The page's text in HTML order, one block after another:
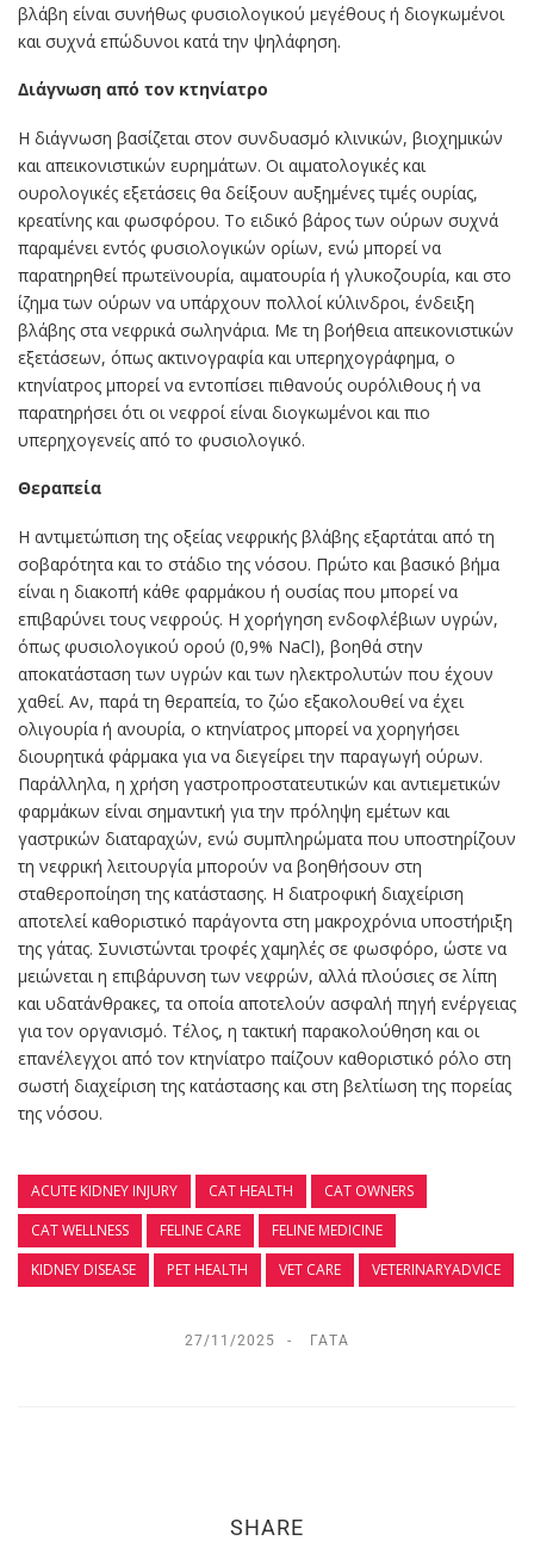
βλάβη είναι συνήθως φυσιολογικού μεγέθους ή διογκωμένοι
και συχνά επώδυνοι κατά την ψηλάφηση.
Διάγνωση από τον κτηνίατρο
Η διάγνωση βασίζεται στον συνδυασμό κλινικών, βιοχημικών
και απεικονιστικών ευρημάτων. Οι αιματολογικές και
ουρολογικές εξετάσεις θα δείξουν αυξημένες τιμές ουρίας,
κρεατίνης και φωσφόρου. Το ειδικό βάρος των ούρων συχνά
παραμένει εντός φυσιολογικών ορίων, ενώ μπορεί να
παρατηρηθεί πρωτεϊνουρία, αιματουρία ή γλυκοζουρία, και στο
ίζημα των ούρων να υπάρχουν πολλοί κύλινδροι, ένδειξη
βλάβης στα νεφρικά σωληνάρια. Με τη βοήθεια απεικονιστικών
εξετάσεων, όπως ακτινογραφία και υπερηχογράφημα, ο
κτηνίατρος μπορεί να εντοπίσει πιθανούς ουρόλιθους ή να
παρατηρήσει ότι οι νεφροί είναι διογκωμένοι και πιο
υπερηχογενείς από το φυσιολογικό.
Θεραπεία
Η αντιμετώπιση της οξείας νεφρικής βλάβης εξαρτάται από τη
σοβαρότητα και το στάδιο της νόσου. Πρώτο και βασικό βήμα
είναι η διακοπή κάθε φαρμάκου ή ουσίας που μπορεί να
επιβαρύνει τους νεφρούς. Η χορήγηση ενδοφλέβιων υγρών,
όπως φυσιολογικού ορού (0,9% NaCl), βοηθά στην
αποκατάσταση των υγρών και των ηλεκτρολυτών που έχουν
χαθεί. Αν, παρά τη θεραπεία, το ζώο εξακολουθεί να έχει
ολιγουρία ή ανουρία, ο κτηνίατρος μπορεί να χορηγήσει
διουρητικά φάρμακα για να διεγείρει την παραγωγή ούρων.
Παράλληλα, η χρήση γαστροπροστατευτικών και αντιεμετικών
φαρμάκων είναι σημαντική για την πρόληψη εμέτων και
γαστρικών διαταραχών, ενώ συμπληρώματα που υποστηρίζουν
τη νεφρική λειτουργία μπορούν να βοηθήσουν στη
σταθεροποίηση της κατάστασης. Η διατροφική διαχείριση
αποτελεί καθοριστικό παράγοντα στη μακροχρόνια υποστήριξη
της γάτας. Συνιστώνται τροφές χαμηλές σε φωσφόρο, ώστε να
μειώνεται η επιβάρυνση των νεφρών, αλλά πλούσιες σε λίπη
και υδατάνθρακες, τα οποία αποτελούν ασφαλή πηγή ενέργειας
για τον οργανισμό. Τέλος, η τακτική παρακολούθηση και οι
επανέλεγχοι από τον κτηνίατρο παίζουν καθοριστικό ρόλο στη
σωστή διαχείριση της κατάστασης και στη βελτίωση της πορείας
της νόσου.
ACUTE KIDNEY INJURY CAT HEALTH
CAT OWNERS
CAT WELLNESS
FELINE CARE
FELINE MEDICINE
KIDNEY DISEASE
PET HEALTH VET CARE VETERINARYADVICE
27/11/2025 ΓΆΤΑ
SHARE